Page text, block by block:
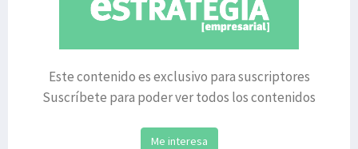
Este contenido es exclusivo para suscriptores
Suscríbete para poder ver todos los contenidos
Me interesa